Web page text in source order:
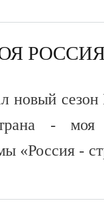
новый
- моя
«Россия -